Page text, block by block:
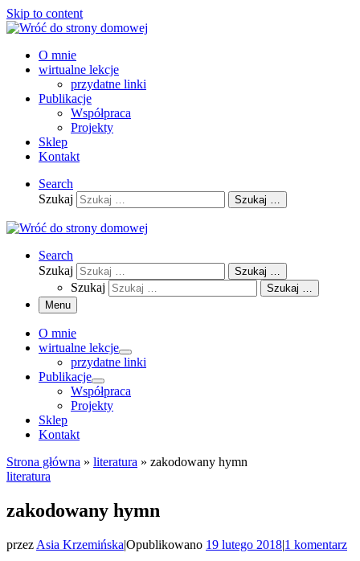
Skip to content
O mnie
wirtualne lekcje
przydatne linki
Publikacje
Współpraca
Projekty
Sklep
Kontakt
Search
Szukaj
Szukaj …
Search
Szukaj
Szukaj …
Szukaj
Szukaj …
Menu
O mnie
wirtualne lekcje
przydatne linki
Publikacje
Współpraca
Projekty
Sklep
Kontakt
Strona główna » literatura » zakodowany hymn
literatura
zakodowany hymn
przez Asia Krzemińska|Opublikowano 19 lutego 2018|1 komentarz